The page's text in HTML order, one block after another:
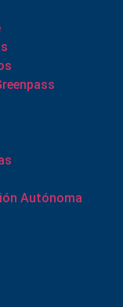
Autónoma